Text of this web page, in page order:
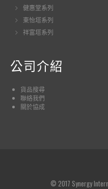
健惠堂系列
東怡塔系列
祥富塔系列
公司介紹
貨品搜尋
聯絡我們
關於協成
© 2017 Synergy